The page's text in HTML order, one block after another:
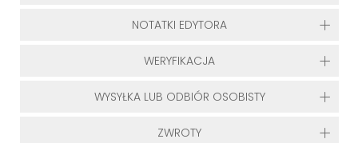
NOTATKI EDYTORA
WERYFIKACJA
WYSYŁKA LUB ODBIÓR OSOBISTY
ZWROTY